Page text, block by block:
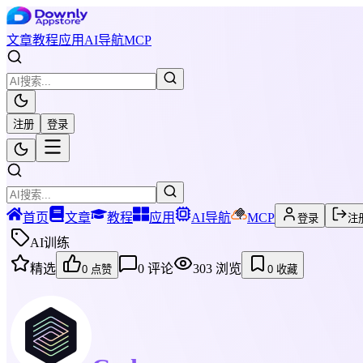
文章教程应用 AI导航MCP
注册 登录
首页 文章 教程 应用 AI导航 MCP 登录 注
AI训练
精选
0 点赞 0 评论 303 浏览 0 收藏